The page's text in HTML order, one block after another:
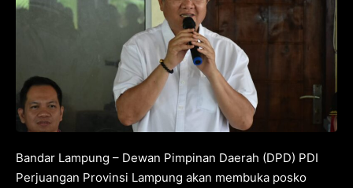
Bandar Lampung – Dewan Pimpinan Daerah (DPD) PDI
Perjuangan Provinsi Lampung akan membuka posko